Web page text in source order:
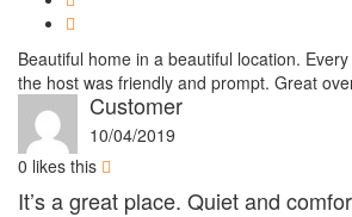
Beautiful home in a beautiful location.
the host was friendly and prompt. Great
Customer
10/04/2019
0 likes this
It’s a great place. Quiet and